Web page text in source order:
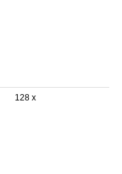
128 x